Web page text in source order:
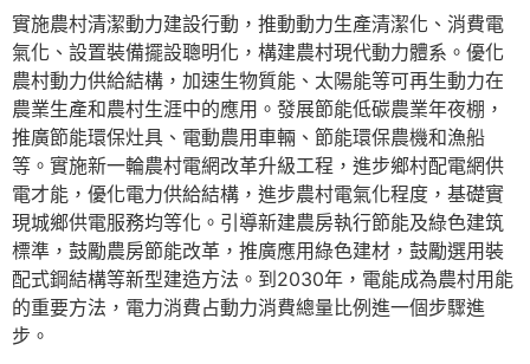
實施農村清潔動力建設行動，推動動力生產清潔化、消費電
氣化、設置裝備擺設聰明化，構建農村現代動力體系。優化
農村動力供給結構，加速生物質能、太陽能等可再生動力在
農業生產和農村生涯中的應用。發展節能低碳農業年夜棚，
推廣節能環保灶具、電動農用車輛、節能環保農機和漁船
等。實施新一輪農村電網改革升級工程，進步鄉村配電網供
電才能，優化電力供給結構，進步農村電氣化程度，基礎實
現城鄉供電服務均等化。引導新建農房執行節能及綠色建筑
標準，鼓勵農房節能改革，推廣應用綠色建材，鼓勵選用裝
配式鋼結構等新型建造方法。到2030年，電能成為農村用能
的重要方法，電力消費占動力消費總量比例進一個步驟進
步。